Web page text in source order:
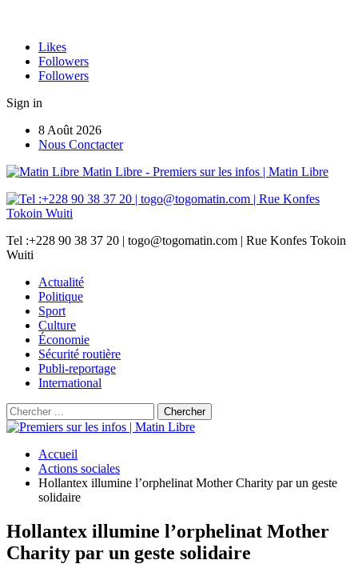
Likes
Followers
Followers
Sign in
8 Août 2026
Nous Conctacter
Matin Libre - Premiers sur les infos | Matin Libre
Tel :+228 90 38 37 20 | togo@togomatin.com | Rue Konfes Tokoin
Wuiti
Actualité
Politique
Sport
Culture
Économie
Sécurité routière
Publi-reportage
International
Accueil
Actions sociales
Hollantex illumine l’orphelinat Mother Charity par un geste
solidaire
Hollantex illumine l’orphelinat Mother
Charity par un geste solidaire